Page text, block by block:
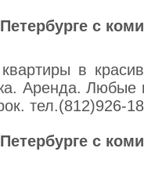
с
в
Аренда.
тел.(812)926-
с